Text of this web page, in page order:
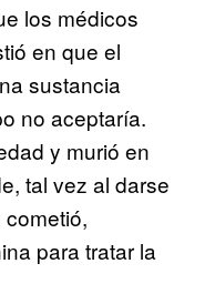
los médicos
en que el
sustancia
no aceptaría.
y murió en
tal vez al darse
para tratar la